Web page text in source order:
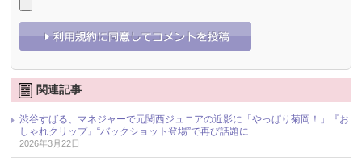
関連記事
渋谷すばる、マネジャーで元関西ジュニアの近影に「やっぱり菊岡！」『お
しゃれクリップ』“バックショット登場”で再び話題に
2026年3月22日